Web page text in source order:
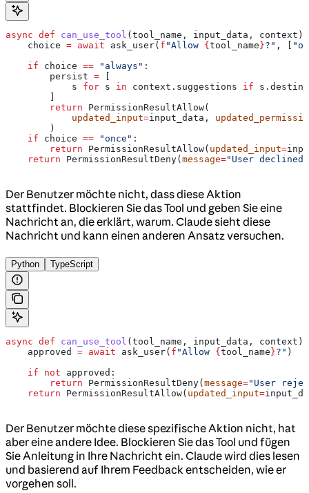
async def can_use_tool ( tool_name , input_data , context ):
    choice
= await ask_user( f "Allow { tool_name }?" , [
    if
choice == "always" :
        persist
=
            s
for s in context.suggestions if
        return
PermissionResultAllow(
            updated_input
=input_data,
        )
    if
choice == "once" :
        return
PermissionResultAllow( updated_input=
    return
PermissionResultDeny( message="User declined"
Der Benutzer möchte nicht, dass diese Aktion
stattfindet. Blockieren Sie das Tool und geben Sie eine
Nachricht an, die erklärt, warum. Claude sieht diese
Nachricht und kann einen anderen Ansatz versuchen.
Python TypeScript
async def can_use_tool ( tool_name , input_data , context ):
    approved
= await ask_user( f "Allow { tool_name }?" )
    if
not approved:
        return
PermissionResultDeny( message="User
    return
PermissionResultAllow( updated_input=
Der Benutzer möchte diese spezifische Aktion nicht, hat
aber eine andere Idee. Blockieren Sie das Tool und fügen
Sie Anleitung in Ihre Nachricht ein. Claude wird dies lesen
und basierend auf Ihrem Feedback entscheiden, wie er
vorgehen soll.